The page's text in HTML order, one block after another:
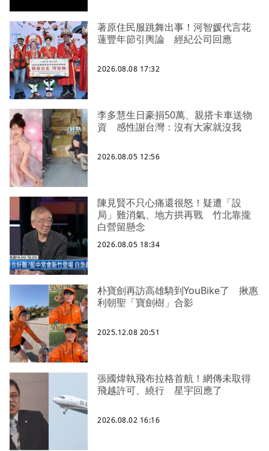
著原住民服跳舞出事！河智媛代言花
蓮豐年節引輿論 經紀公司回應
2026.08.08 17:32
李多慧生日豪捐50萬、親搭卡車送物
資 感性謝台灣：沒有大家就沒我
2026.08.05 12:56
陳見賢不只心痛還很怒！疑遭「設
局」難消氣、地方拱再戰 竹北靠攏
白營留懸念
2026.08.05 18:34
朴寶劍再訪高雄騎到YouBike了 揪惠
利朝聖「寶劍樹」合影
2025.12.08 20:51
張國煒執飛布拉格首航！網傳未取得
飛越許可、繞行 星宇回應了
2026.08.02 16:16